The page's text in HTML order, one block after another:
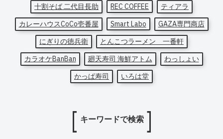
十割そば 二代目長助
REC COFFEE
ティアラ
カレーハウスCoCo壱番屋
Smart Labo
GAZA専門商店
にぎりの徳兵衛
とんこつラーメン 一番軒
カラオケBanBan
廻天寿司 海鮮アトム
わっしょい
かっぱ寿司
いろは堂
キーワードで検索